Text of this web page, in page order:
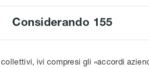
Considerando 155
ivi compresi gli «accordi